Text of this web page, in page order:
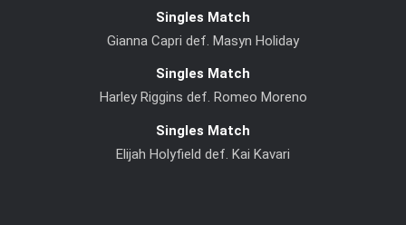
Singles Match
Gianna Capri def. Masyn Holiday
Singles Match
Harley Riggins def. Romeo Moreno
Singles Match
Elijah Holyfield def. Kai Kavari